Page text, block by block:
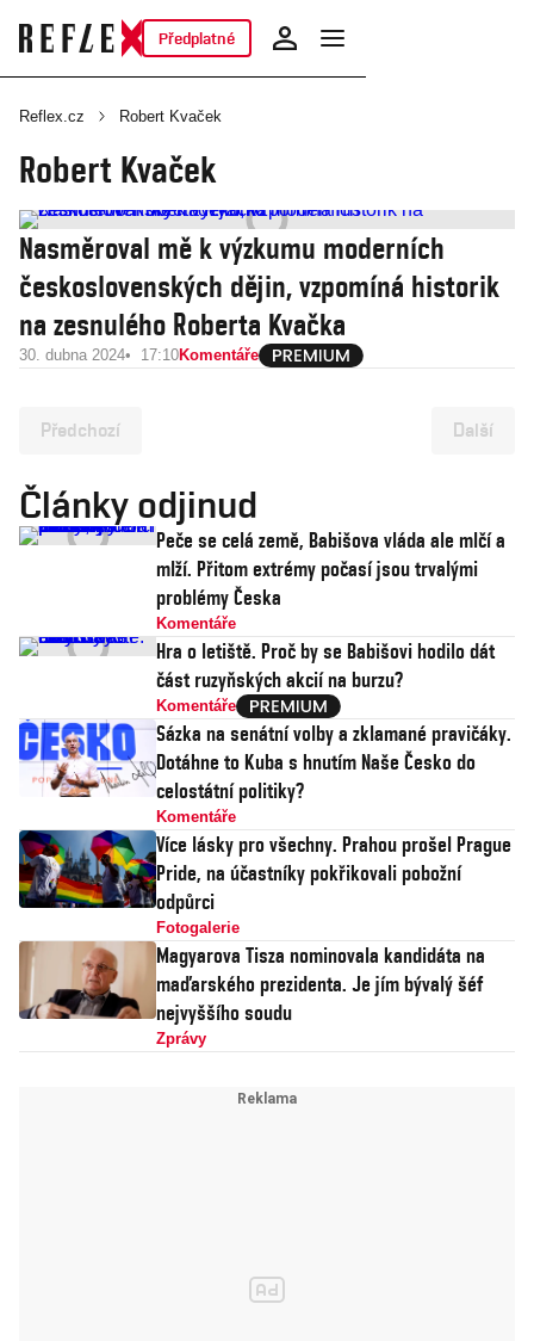
Předplatné
Reflex.cz Robert Kvaček
Robert Kvaček
Nasměroval mě k výzkumu moderních
československých dějin, vzpomíná historik
na zesnulého Roberta Kvačka
30. dubna 2024 17:10Komentáře
Předchozí Další
Články odjinud
Peče se celá země, Babišova vláda ale mlčí a
mlží. Přitom extrémy počasí jsou trvalými
problémy Česka
Komentáře
Hra o letiště. Proč by se Babišovi hodilo dát
část ruzyňských akcií na burzu?
Komentáře
Sázka na senátní volby a zklamané pravičáky.
Dotáhne to Kuba s hnutím Naše Česko do
celostátní politiky?
Komentáře
Více lásky pro všechny. Prahou prošel Prague
Pride, na účastníky pokřikovali pobožní
odpůrci
Fotogalerie
Magyarova Tisza nominovala kandidáta na
maďarského prezidenta. Je jím bývalý šéf
nejvyššího soudu
Zprávy